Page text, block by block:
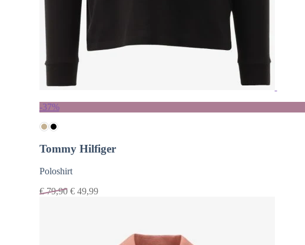
-37%
Tommy Hilfiger
Poloshirt
€79,90 €49,99